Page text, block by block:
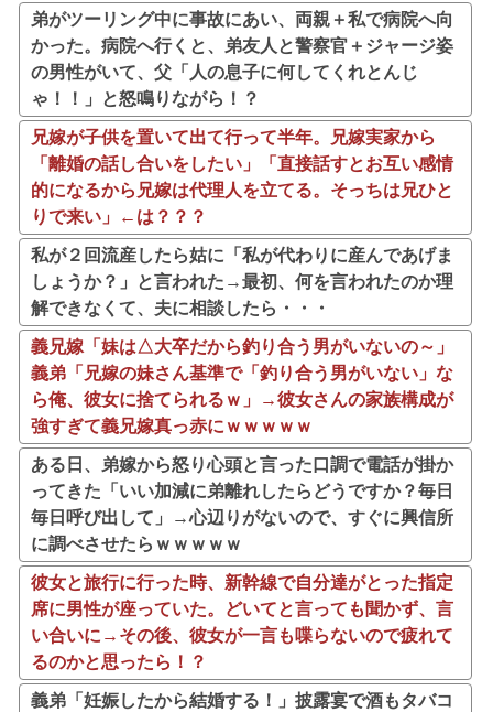
弟がツーリング中に事故にあい、両親＋私で病院へ向
かった。病院へ行くと、弟友人と警察官＋ジャージ姿
の男性がいて、父「人の息子に何してくれとんじ
ゃ！！」と怒鳴りながら！？
兄嫁が子供を置いて出て行って半年。兄嫁実家から
「離婚の話し合いをしたい」「直接話すとお互い感情
的になるから兄嫁は代理人を立てる。そっちは兄ひと
りで来い」←は？？？
私が２回流産したら姑に「私が代わりに産んであげま
しょうか？」と言われた→最初、何を言われたのか理
解できなくて、夫に相談したら・・・
義兄嫁「妹は△大卒だから釣り合う男がいないの～」
義弟「兄嫁の妹さん基準で「釣り合う男がいない」な
ら俺、彼女に捨てられるｗ」→彼女さんの家族構成が
強すぎて義兄嫁真っ赤にｗｗｗｗｗ
ある日、弟嫁から怒り心頭と言った口調で電話が掛か
ってきた「いい加減に弟離れしたらどうですか？毎日
毎日呼び出して」→心辺りがないので、すぐに興信所
に調べさせたらｗｗｗｗｗ
彼女と旅行に行った時、新幹線で自分達がとった指定
席に男性が座っていた。どいてと言っても聞かず、言
い合いに→その後、彼女が一言も喋らないので疲れて
るのかと思ったら！？
義弟「妊娠したから結婚する！」披露宴で酒もタバコ